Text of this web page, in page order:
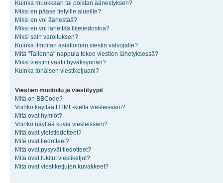
Kuinka muokkaan tai poistan äänestyksen?
Miksi en pääse tietyille alueille?
Miksi en voi äänestää?
Miksi en voi lähettää liitetiedostoa?
Miksi sain varoituksen?
Kuinka ilmoitan asiattoman viestin valvojalle?
Mitä "Tallenna" nappula tekee viestien lähetyksessä?
Miksi viestini vaatii hyväksynnän?
Kuinka tönäisen viestiketjuani?
Viestien muotoilu ja viestityypit
Mitä on BBCode?
Voinko käyttää HTML-kieltä viesteissäni?
Mitä ovat hymiöt?
Voinko näyttää kuvia viesteissäni?
Mitä ovat yleistiedotteet?
Mitä ovat tiedotteet?
Mitä ovat pysyvät tiedotteet?
Mitä ovat lukitut viestiketjut?
Mitä ovat viestiketjujen kuvakkeet?